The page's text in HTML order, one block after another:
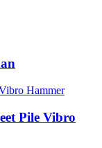
Pile Vibro